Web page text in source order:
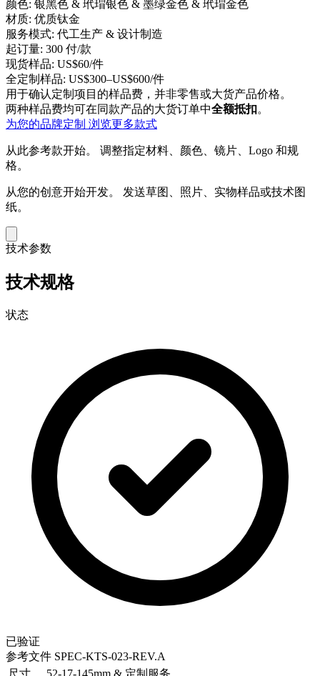
颜色: 银黑色 & 玳瑁银色 & 墨绿金色 & 玳瑁金色
材质: 优质钛金
服务模式: 代工生产 & 设计制造
起订量: 300 付/款
现货样品: US$60/件
全定制样品: US$300–US$600/件
用于确认定制项目的样品费，并非零售或大货产品价格。
两种样品费均可在同款产品的大货订单中全额抵扣。
为您的品牌定制 浏览更多款式
从此参考款开始。 调整指定材料、颜色、镜片、Logo 和规
格。
从您的创意开始开发。 发送草图、照片、实物样品或技术图
纸。
技术参数
技术规格
状态
已验证
参考文件 SPEC-KTS-023-REV.A
尺寸
52-17-145mm & 定制服务